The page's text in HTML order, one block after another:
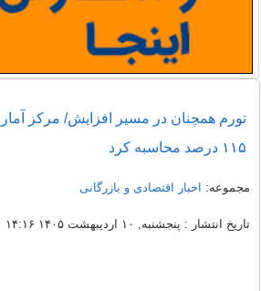
تورم همچنان در مسیر افزایش/ مرکز آمار
۱۱۵ درصد محاسبه کرد
مجموعه: اخبار اقتصادی و بازرگانی
تاریخ انتشار : پنجشنبه, ۱۰ اردیبهشت ۱۴۰۵ ۱۴:۱۶